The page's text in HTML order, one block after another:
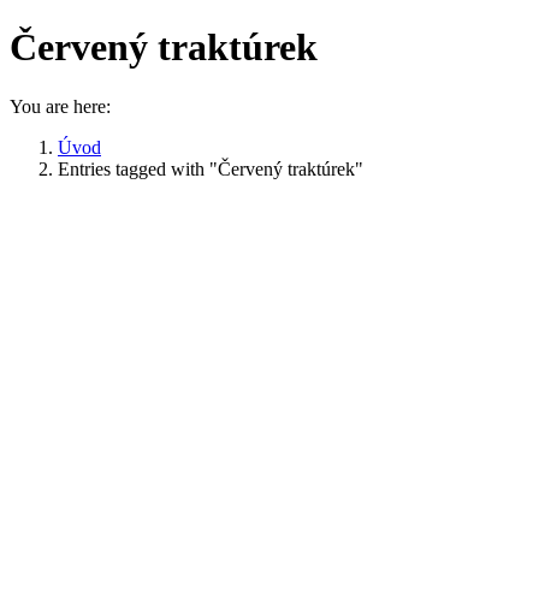
Červený traktúrek
You are here:
Úvod
Entries tagged with "Červený traktúrek"